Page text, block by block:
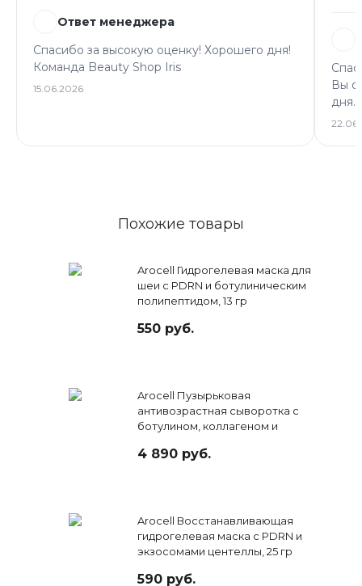
Ответ менеджера
Спасибо за высокую оценку! Хорошего дня!
Команда Beauty Shop Iris
15.06.2026
Вы
дня.
Похожие товары
Arocell Гидрогелевая маска для
шеи с PDRN и ботулиническим
полипептидом, 13 гр
550 руб.
Arocell Пузырьковая
антивозрастная сыворотка с
ботулином, коллагеном и
4 890 руб.
Arocell Восстанавливающая
гидрогелевая маска с PDRN и
экзосомами центеллы, 25 гр
590 руб.